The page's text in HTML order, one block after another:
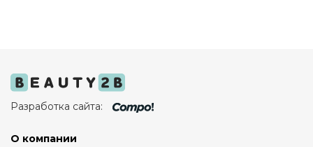
Разработка сайта:
О компании